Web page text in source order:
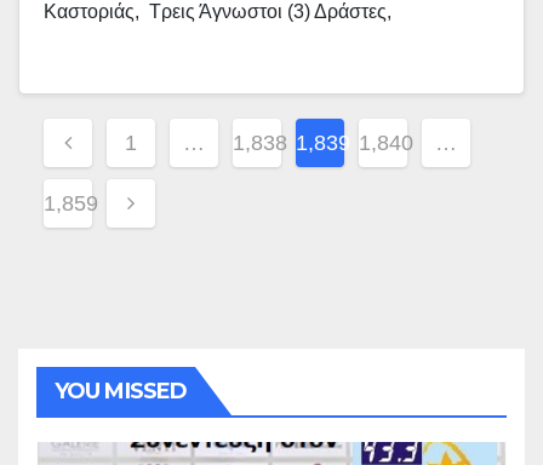
Καστοριάς, Τρεις Άγνωστοι (3) Δράστες,
Σελιδοποίηση
Άρθρων
1 … 1,838 1,839 1,840 …
1,859
YOU MISSED